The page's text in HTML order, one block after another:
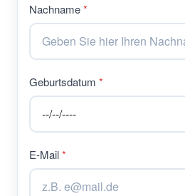
Nachname
Geburtsdatum
E-Mail